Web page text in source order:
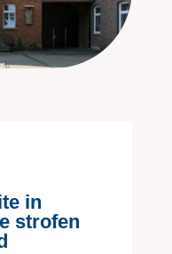
in
strofen